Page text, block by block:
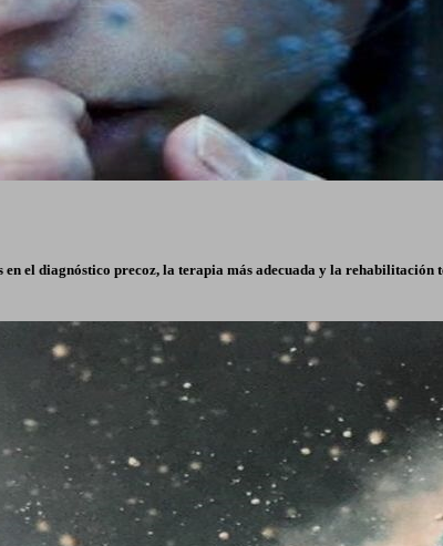
el diagnóstico precoz, la terapia más adecuada y la rehabilitación